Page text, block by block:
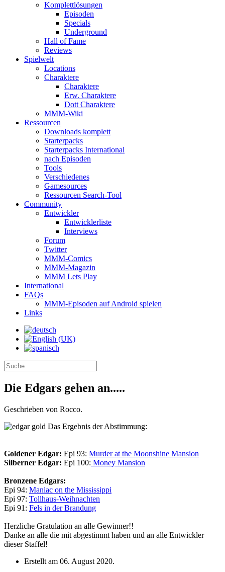
Komplettlösungen
Episoden
Specials
Underground
Hall of Fame
Reviews
Spielwelt
Locations
Charaktere
Charaktere
Erw. Charaktere
Dott Charaktere
MMM-Wiki
Ressourcen
Downloads komplett
Starterpacks
Starterpacks International
nach Episoden
Tools
Verschiedenes
Gamesources
Ressourcen Search-Tool
Community
Entwickler
Entwicklerliste
Interviews
Forum
Twitter
MMM-Comics
MMM-Magazin
MMM Lets Play
International
FAQs
MMM-Episoden auf Android spielen
Links
Die Edgars gehen an.....
Geschrieben von Rocco.
Das Ergebnis der Abstimmung:
Goldener Edgar: Epi 93: Murder at the Moonshine Mansion
Silberner Edgar: Epi 100: Money Mansion
Bronzene Edgars:
Epi 94: Maniac on the Mississippi
Epi 97: Tollhaus-Weihnachten
Epi 91: Fels in der Brandung
Herzliche Gratulation an alle Gewinner!!
Danke an alle die mit abgestimmt haben und an alle Entwickler
dieser Staffel!
Erstellt am 06. August 2020.